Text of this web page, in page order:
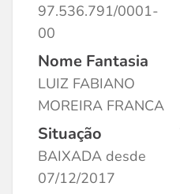
97.536.791/0001-
00
Nome Fantasia
LUIZ FABIANO
MOREIRA FRANCA
Situação
BAIXADA desde
07/12/2017